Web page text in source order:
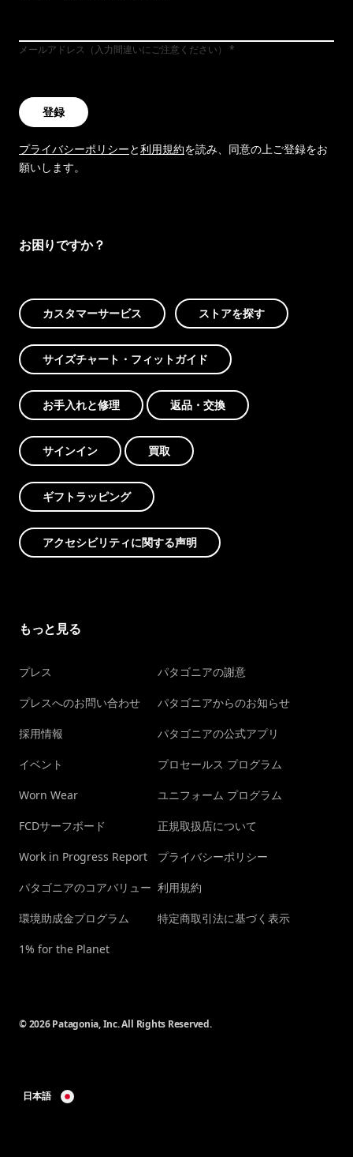
メールアドレス（入力間違いにご注意ください）
登録
プライバシーポリシーと利用規約を読み、同意の上ご登録をお
願いします。
お困りですか？
カスタマーサービス ストアを探す
サイズチャート・フィットガイド
お手入れと修理 返品・交換
サインイン 買取
ギフトラッピング
アクセシビリティに関する声明
もっと見る
プレス
プレスへのお問い合わせ
採用情報
イベント
Worn Wear
FCDサーフボード
Work in Progress Report
パタゴニアのコアバリュー
環境助成金プログラム
1% for the Planet
パタゴニアの謝意
パタゴニアからのお知らせ
パタゴニアの公式アプリ
プロセールス プログラム
ユニフォーム プログラム
正規取扱店について
プライバシーポリシー
利用規約
特定商取引法に基づく表示
© 2026 Patagonia, Inc. All Rights Reserved.
日本語